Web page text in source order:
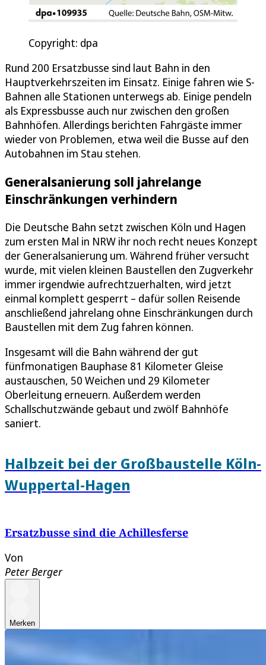
Copyright: dpa
Rund 200 Ersatzbusse sind laut Bahn in den
Hauptverkehrszeiten im Einsatz. Einige fahren wie S-
Bahnen alle Stationen unterwegs ab. Einige pendeln
als Expressbusse auch nur zwischen den großen
Bahnhöfen. Allerdings berichten Fahrgäste immer
wieder von Problemen, etwa weil die Busse auf den
Autobahnen im Stau stehen.
Generalsanierung soll jahrelange
Einschränkungen verhindern
Die Deutsche Bahn setzt zwischen Köln und Hagen
zum ersten Mal in NRW ihr noch recht neues Konzept
der Generalsanierung um. Während früher versucht
wurde, mit vielen kleinen Baustellen den Zugverkehr
immer irgendwie aufrechtzuerhalten, wird jetzt
einmal komplett gesperrt – dafür sollen Reisende
anschließend jahrelang ohne Einschränkungen durch
Baustellen mit dem Zug fahren können.
Insgesamt will die Bahn während der gut
fünfmonatigen Bauphase 81 Kilometer Gleise
austauschen, 50 Weichen und 29 Kilometer
Oberleitung erneuern. Außerdem werden
Schallschutzwände gebaut und zwölf Bahnhöfe
saniert.
Halbzeit bei der Großbaustelle Köln-
Wuppertal-Hagen
Ersatzbusse sind die Achillesferse
Von
Peter Berger
Merken